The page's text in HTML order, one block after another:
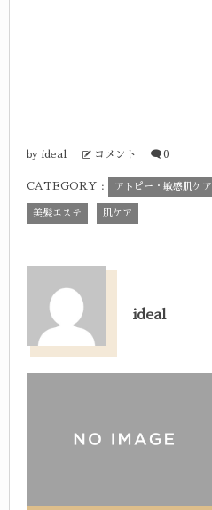
by ideal コメント 0
CATEGORY : アトピー・敏感肌ケア
美髪エステ 肌ケア
ideal